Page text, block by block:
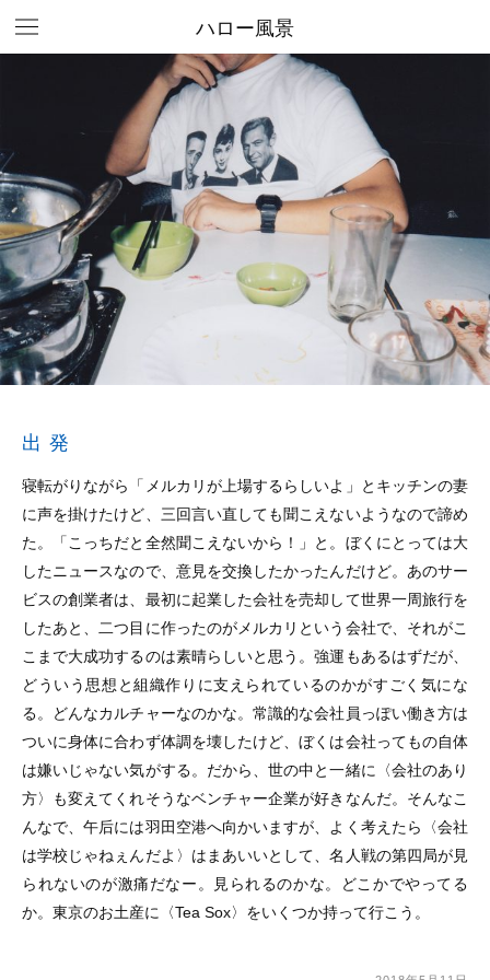
ハロー風景
出発
寝転がりながら「メルカリが上場するらしいよ」とキッチンの妻
に声を掛けたけど、三回言い直しても聞こえないようなので諦め
た。「こっちだと全然聞こえないから！」と。ぼくにとっては大
したニュースなので、意見を交換したかったんだけど。あのサー
ビスの創業者は、最初に起業した会社を売却して世界一周旅行を
したあと、二つ目に作ったのがメルカリという会社で、それがこ
こまで大成功するのは素晴らしいと思う。強運もあるはずだが、
どういう思想と組織作りに支えられているのかがすごく気にな
る。どんなカルチャーなのかな。常識的な会社員っぽい働き方は
ついに身体に合わず体調を壊したけど、ぼくは会社ってもの自体
は嫌いじゃない気がする。だから、世の中と一緒に〈会社のあり
方〉も変えてくれそうなベンチャー企業が好きなんだ。そんなこ
んなで、午后には羽田空港へ向かいますが、よく考えたら〈会社
は学校じゃねぇんだよ〉はまあいいとして、名人戦の第四局が見
られないのが激痛だなー。見られるのかな。どこかでやってる
か。東京のお土産に〈Tea Sox〉をいくつか持って行こう。